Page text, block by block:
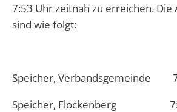
7:53 Uhr zeitnah zu erreichen.
sind wie folgt:
Speicher, Verbandsgemeinde
Speicher, Flockenberg